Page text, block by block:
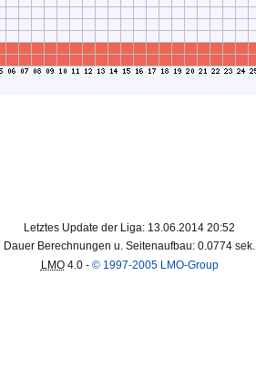
Letztes Update der Liga: 13.06.2014 20:52
Dauer Berechnungen u. Seitenaufbau: 0.0774 sek.
LMO4.0 - © 1997-2005 LMO-Group